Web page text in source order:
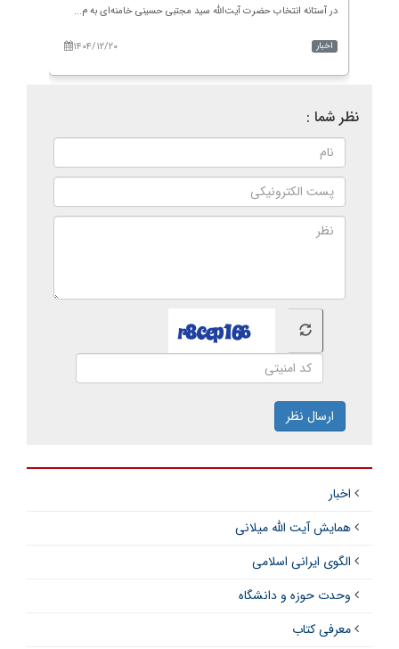
در آستانه انتخاب حضرت آیت‌الله سید مجتبی حسینی خامنه‌ای به م...
۱۴۰۴/۱۲/۲۰ اخبار
نظر شما :
ارسال نظر
اخبار
همایش آیت الله میلانی
الگوی ایرانی اسلامی
وحدت حوزه و دانشگاه
معرفی کتاب